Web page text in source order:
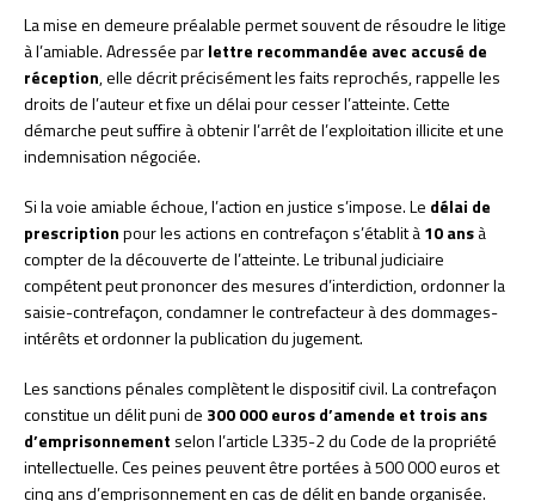
La mise en demeure préalable permet souvent de résoudre le litige
à l’amiable. Adressée parlettre recommandée avec accusé de
réception, elle décrit précisément les faits reprochés, rappelle les
droits de l’auteur et fixe un délai pour cesser l’atteinte. Cette
démarche peut suffire à obtenir l’arrêt de l’exploitation illicite et une
indemnisation négociée.
Si la voie amiable échoue, l’action en justice s’impose. Le délai de
prescriptionpour les actions en contrefaçon s’établit à10 ansà
compter de la découverte de l’atteinte. Le tribunal judiciaire
compétent peut prononcer des mesures d’interdiction, ordonner la
saisie-contrefaçon, condamner le contrefacteur à des dommages-
intérêts et ordonner la publication du jugement.
Les sanctions pénales complètent le dispositif civil. La contrefaçon
constitue un délit puni de 300 000 euros d’amende et trois ans
d’emprisonnement selon l’article L335-2 du Code de la propriété
intellectuelle. Ces peines peuvent être portées à 500 000 euros et
cinq ans d’emprisonnement en cas de délit en bande organisée.